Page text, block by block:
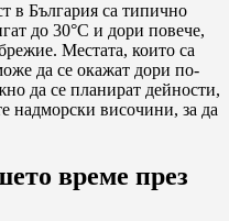
в България са типично
до 30°C и дори повече,
Местата, които са
да се окажат дори по-
да се планират дейности,
надморски височини, за да
време през